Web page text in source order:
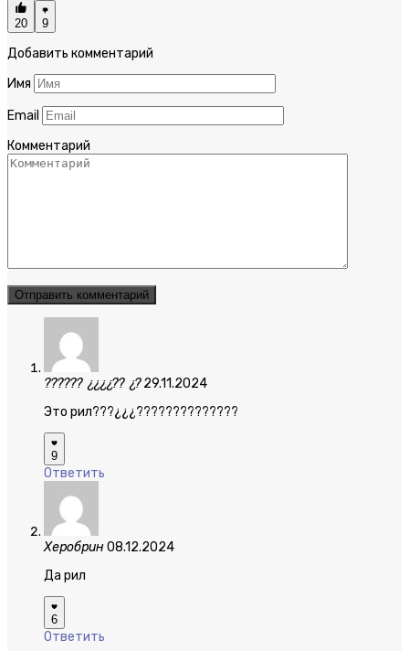
20 9
Добавить комментарий
Имя
Email
Комментарий
?????? ¿¿¿¿?? ¿? 29.11.2024
Это рил???¿¿¿??????????????
9
Ответить
Херобрин08.12.2024
Да рил
6
Ответить